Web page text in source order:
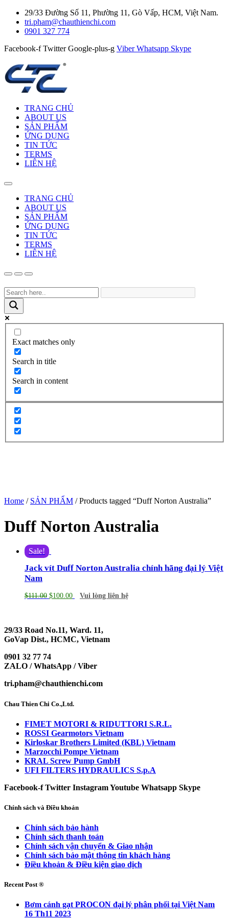
29/33 Đường Số 11, Phường 11, Gò Vấp, HCM, Việt Nam.
tri.pham@chauthienchi.com
0901 327 774
Facebook-f Twitter Google-plus-g Viber Whatsapp Skype
TRANG CHỦ
ABOUT US
SẢN PHẨM
ỨNG DỤNG
TIN TỨC
TERMS
LIÊN HỆ
TRANG CHỦ
ABOUT US
SẢN PHẨM
ỨNG DỤNG
TIN TỨC
TERMS
LIÊN HỆ
Exact matches only
Search in title
Search in content
Home / SẢN PHẨM / Products tagged “Duff Norton Australia”
Duff Norton Australia
Sale!
Jack vít Duff Norton Australia chính hãng đại lý Việt
Nam
$111.00 $100.00 Vui lòng liên hệ
29/33 Road No.11, Ward. 11,
GoVap Dist., HCMC, Vietnam
0901 32 77 74
ZALO / WhatsApp / Viber
tri.pham@chauthienchi.com
Chau Thien Chi Co.,Ltd.
FIMET MOTORI & RIDUTTORI S.R.L.
ROSSI Gearmotors Vietnam
Kirloskar Brothers Limited (KBL) Vietnam
Marzocchi Pompe Vietnam
KRAL Screw Pump GmbH
UFI FILTERS HYDRAULICS S.p.A
Facebook-f Twitter InstagramYoutube Whatsapp Skype
Chính sách và Điều khoản
Chính sách bảo hành
Chính sách thanh toán
Chính sách vận chuyển & Giao nhận
Chính sách bảo mật thông tin khách hàng
Điều khoản & Điều kiện giao dịch
Recent Post ®
Bơm cánh gạt PROCON đại lý phân phối tại Việt Nam
16 Th11 2023